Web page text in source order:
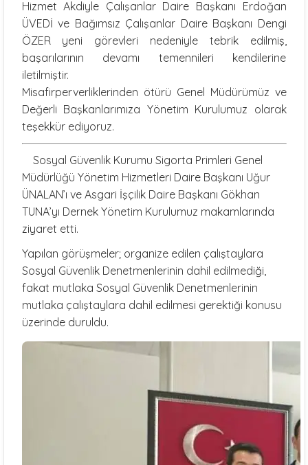
Hizmet Akdiyle Çalışanlar Daire Başkanı Erdoğan
ÜVEDİ ve Bağımsız Çalışanlar Daire Başkanı Dengi
ÖZER yeni görevleri nedeniyle tebrik edilmiş,
başarılarının devamı temennileri kendilerine
iletilmiştir.
Misafirperverliklerinden ötürü Genel Müdürümüz ve
Değerli Başkanlarımıza Yönetim Kurulumuz olarak
teşekkür ediyoruz.
Sosyal Güvenlik Kurumu Sigorta Primleri Genel
Müdürlüğü Yönetim Hizmetleri Daire Başkanı Uğur
ÜNALAN’ı ve Asgari İşçilik Daire Başkanı Gökhan
TUNA’yı Dernek Yönetim Kurulumuz makamlarında
ziyaret etti.
Yapılan görüşmeler; organize edilen çalıştaylara
Sosyal Güvenlik Denetmenlerinin dahil edilmediği,
fakat mutlaka Sosyal Güvenlik Denetmenlerinin
mutlaka çalıştaylara dahil edilmesi gerektiği konusu
üzerinde duruldu.